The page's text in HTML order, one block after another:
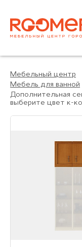
Мебельный центр
Мебель для ванной
Дополнительная
выберите цвет к-